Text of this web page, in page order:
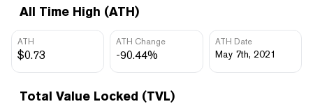
All Time High (ATH)
ATH
$0.73
ATH Change
-90.44%
ATH Date
May 7th, 2021
Total Value Locked (TVL)